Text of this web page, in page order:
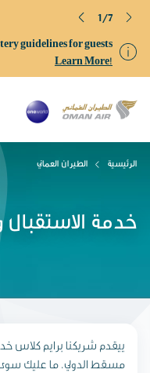
guidelines for guests
Learn More!
1/7
خدمة الاستقبال
الرئيسية الطيران العماني
ييقدم شريكنا برايم كلاس
مسقط الدولي. ما عليك